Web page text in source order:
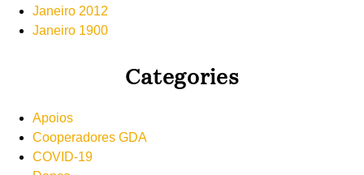
Janeiro 2012
Janeiro 1900
Categories
Apoios
Cooperadores GDA
COVID-19